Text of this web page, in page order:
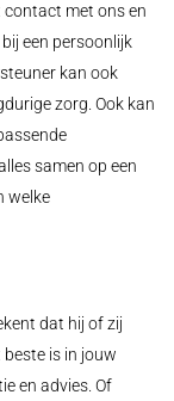
contact met ons en
een persoonlijk
kan ook
zorg. Ook kan
samen op een
welke
dat hij of zij
is in jouw
en advies. Of